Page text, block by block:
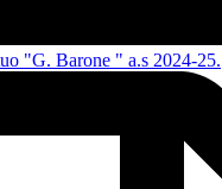
"G. Barone " a.s 2024-25.